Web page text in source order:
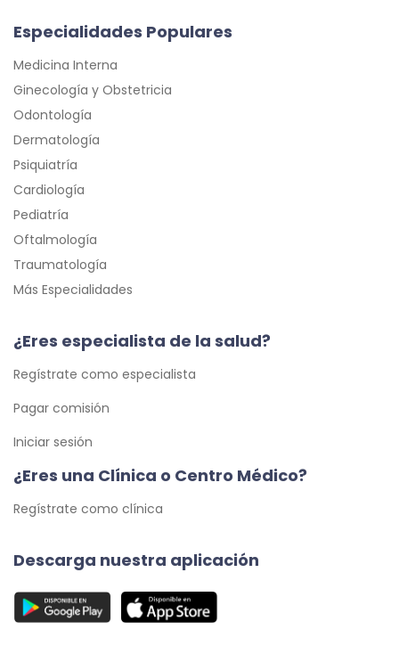
Especialidades Populares
Medicina Interna
Ginecología y Obstetricia
Odontología
Dermatología
Psiquiatría
Cardiología
Pediatría
Oftalmología
Traumatología
Más Especialidades
¿Eres especialista de la salud?
Regístrate como especialista
Pagar comisión
Iniciar sesión
¿Eres una Clínica o Centro Médico?
Regístrate como clínica
Descarga nuestra aplicación